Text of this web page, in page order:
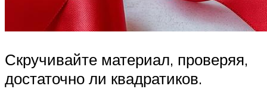
Скручивайте материал, проверяя,
достаточно ли квадратиков.